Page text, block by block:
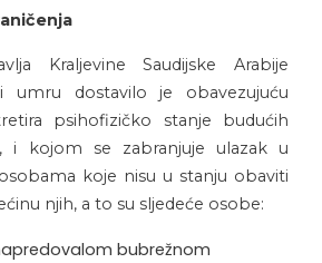
Kraljevine Saudijske Arabije
umru dostavilo je obavezujuću
psihofizičko stanje budućih
i kojom se zabranjuje ulazak u
koje nisu u stanju obaviti
njih, a to su sljedeće osobe:
bubrežnom